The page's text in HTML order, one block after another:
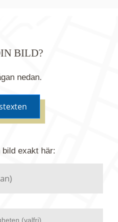
BILD?
nedan.
bilder i vårt arkiv
bild exakt här:
(valfri)